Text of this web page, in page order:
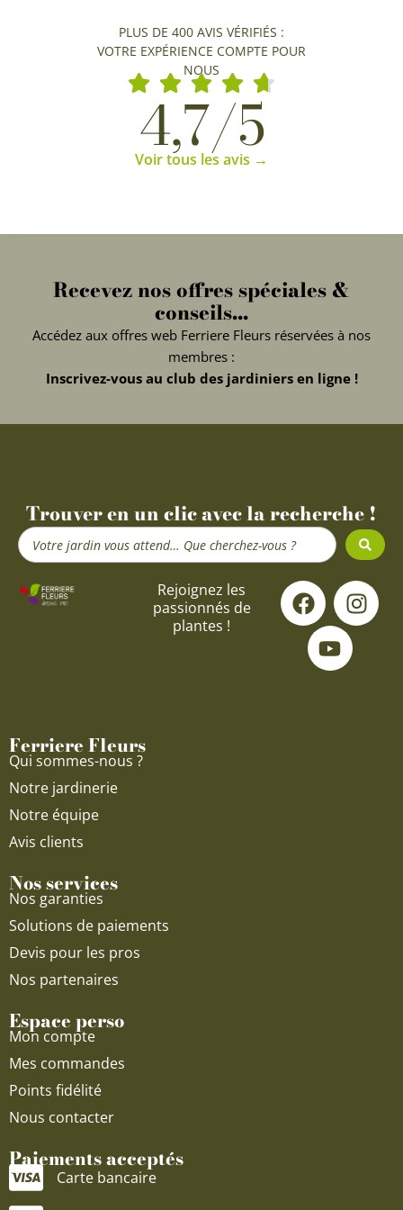
PLUS DE 400 AVIS VÉRIFIÉS :
VOTRE EXPÉRIENCE COMPTE POUR
NOUS
4,7/5
Voir tous les avis →
Recevez nos offres spéciales &
conseils...
Accédez aux offres web Ferriere Fleurs réservées à nos
membres :
Inscrivez-vous au club des jardiniers en ligne !
Trouver en un clic avec la recherche !
Search
...
Rejoignez les
passionnés de
plantes !
F
a
c
e
I
n
s
Y
o
u
t
u
Ferriere Fleurs
Qui sommes-nous ?
Notre jardinerie
Notre équipe
Avis clients
Nos services
Nos garanties
Solutions de paiements
Devis pour les pros
Nos partenaires
Espace perso
Mon compte
Mes commandes
Points fidélité
Nous contacter
Paiements acceptés
Carte bancaire